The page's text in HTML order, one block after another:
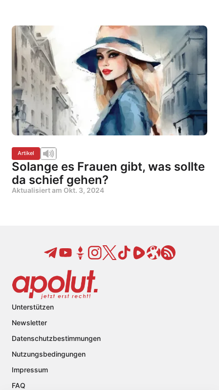
Artikel
Solange es Frauen gibt, was sollte
da schief gehen?
Aktualisiert am Okt. 3, 2024
Unterstützen
Newsletter
Datenschutzbestimmungen
Nutzungsbedingungen
Impressum
FAQ